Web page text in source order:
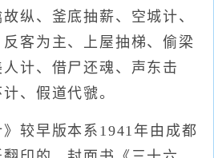
纵、釜底抽薪、空城计、
客为主、上屋抽梯、偷梁
计、借尸还魂、声东击
、假道代虢。
早版本系1941年由成都